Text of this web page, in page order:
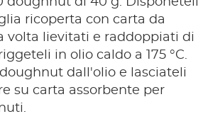
ricoperta con carta da
volta lievitati e raddoppiati di
in olio caldo a 175 °C.
doughnut dall'olio e lasciateli
su carta assorbente per